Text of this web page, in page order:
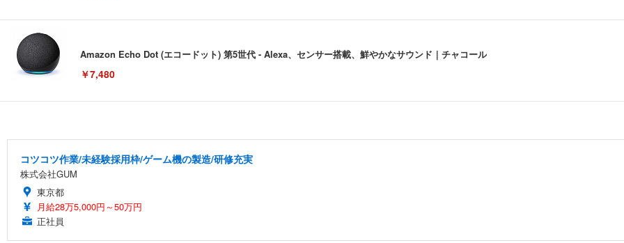
Amazon Echo Dot (エコードット) 第5世代 - Alexa、センサー搭載、鮮やかなサウンド｜チャコール
￥7,480
(黒網+黒枠+黒足)
EIZO ビジネス向けプレミアムモニター | FlexScan EV3240X-WT | 31.5型4K UHD・USB Type-C・ホワイト
Amazonベーシック ペットシーツ 薄型 レギュラー 1回使い捨て 無香料 ホワイト 300枚
コツコツ作業/未経験採用枠/ゲーム機の製造/研修充実
株式会社GUM
東京都
月給28万5,000円～50万円
正社員